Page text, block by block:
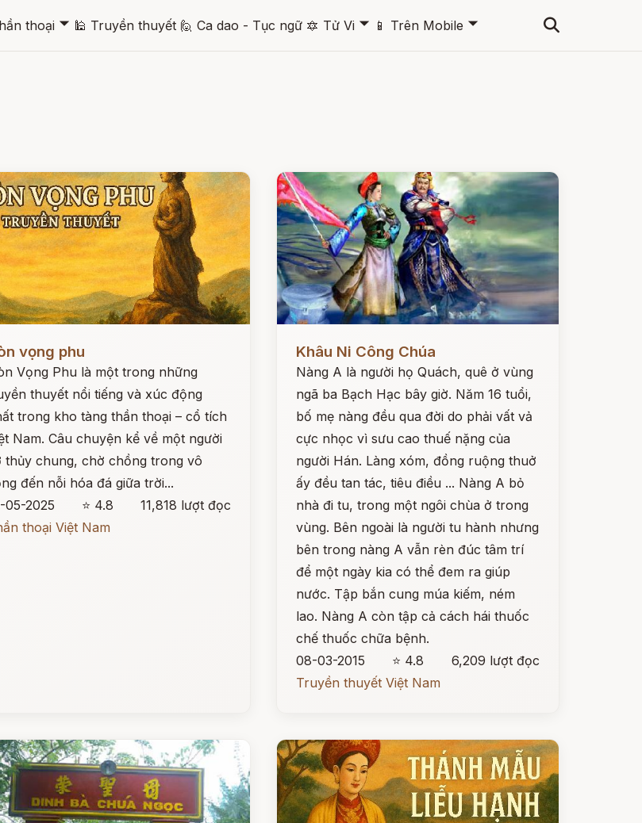
thoại 🞃 🕌 Truyền thuyết 🙋 Ca dao - Tục ngữ 🔯 Tử Vi 🞃 📱 Trên Mobile 🞃
vọng phu
Vọng Phu là một trong những
thuyết nổi tiếng và xúc động
trong kho tàng thần thoại – cổ tích
Nam. Câu chuyện kể về một người
thủy chung, chờ chồng trong vô
đến nỗi hóa đá giữa trời...
05-2025
⭐ 4.8
11,818 lượt đọc
thoại Việt Nam
Khâu Ni Công Chúa
Nàng A là người họ Quách, quê ở vùng
ngã ba Bạch Hạc bây giờ. Năm 16 tuổi,
bố mẹ nàng đều qua đời do phải vất vả
cực nhọc vì sưu cao thuế nặng của
người Hán. Làng xóm, đồng ruộng thuở
ấy đều tan tác, tiêu điều ... Nàng A bỏ
nhà đi tu, trong một ngôi chùa ở trong
vùng. Bên ngoài là người tu hành nhưng
bên trong nàng A vẫn rèn đúc tâm trí
để một ngày kia có thể đem ra giúp
nước. Tập bắn cung múa kiếm, ném
lao. Nàng A còn tập cả cách hái thuốc
chế thuốc chữa bệnh.
08-03-2015
⭐ 4.8
6,209 lượt đọc
Truyền thuyết Việt Nam